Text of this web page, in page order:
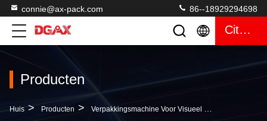
connie@ax-pack.com 86--18929294698
Citaat
Producten
Huis > Producten > Verpakkingsmachine Voor Visueel Tellen